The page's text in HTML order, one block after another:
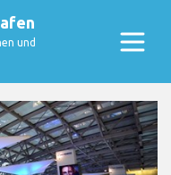
und